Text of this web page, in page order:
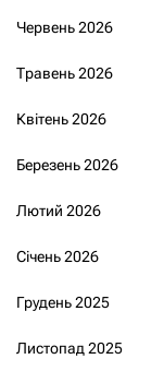
Червень 2026
Травень 2026
Квітень 2026
Березень 2026
Лютий 2026
Січень 2026
Грудень 2025
Листопад 2025